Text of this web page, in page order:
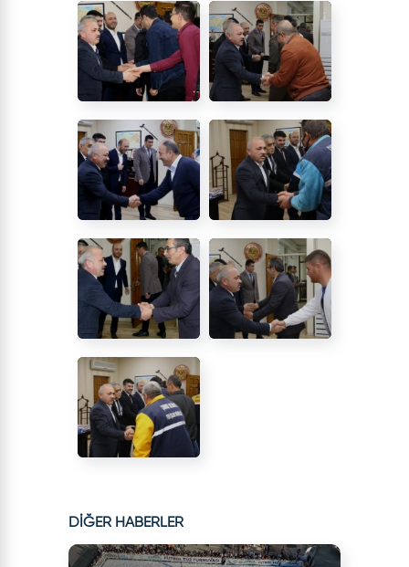
DİĞER HABERLER